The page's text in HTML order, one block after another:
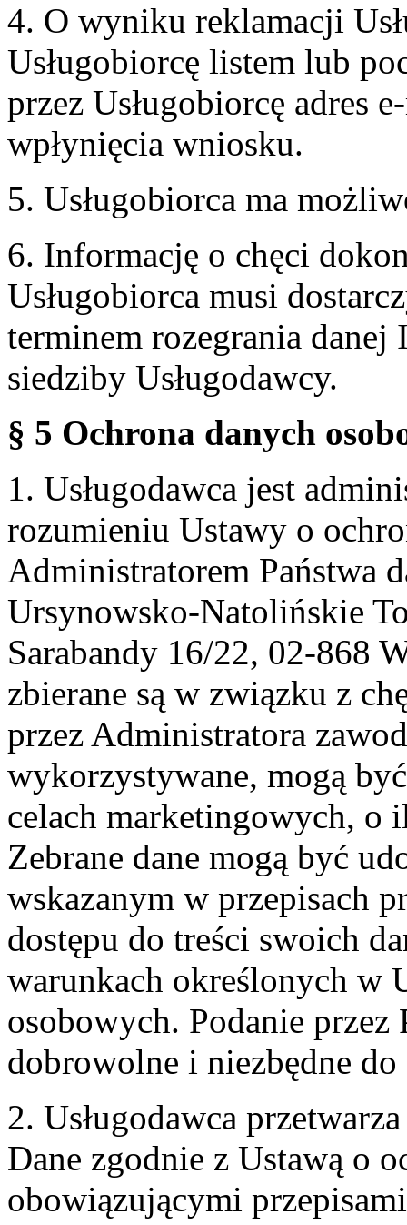
4. O wyniku reklamacji
Usługobiorcę listem lub
przez Usługobiorcę adres
wpłynięcia wniosku.
5. Usługobiorca ma
6. Informację o chęci
Usługobiorca musi
terminem rozegrania
siedziby Usługodawcy.
§ 5 Ochrona danych
1. Usługodawca jest
rozumieniu Ustawy o
Administratorem Państwa
Ursynowsko-Natolińskie
Sarabandy 16/22, 02-868
zbierane są w związku z
przez Administratora
wykorzystywane, mogą
celach marketingowych, o
Zebrane dane mogą być
wskazanym w przepisach
dostępu do treści swoich
warunkach określonych w
osobowych. Podanie przez
dobrowolne i niezbędne
2. Usługodawca
Dane zgodnie z Ustawą o
obowiązującymi